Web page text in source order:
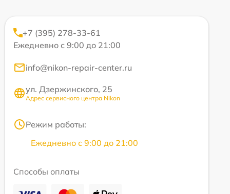
+7 (395) 278-33-61
Ежедневно с 9:00 до 21:00
info@nikon-repair-center.ru
ул. Дзержинского, 25
Адрес сервисного центра Nikon
Режим работы:
Ежедневно с 9:00 до 21:00
Способы оплаты